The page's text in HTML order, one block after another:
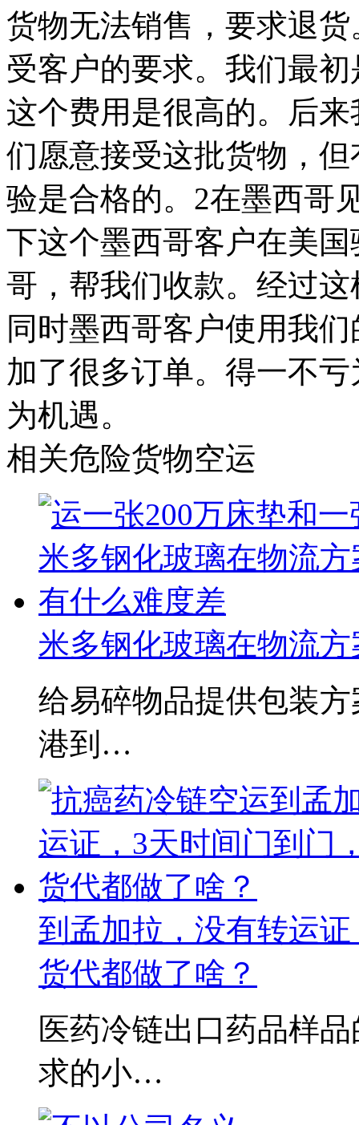
货物无法销售，要求退
受客户的要求。我们最
这个费用是很高的。后
们愿意接受这批货物，
验是合格的。2在墨西哥
下这个墨西哥客户在美
哥，帮我们收款。经过
同时墨西哥客户使用我
加了很多订单。得一不
为机遇。
相关危险货物空运
米多钢化玻璃在物流
给易碎物品提供包装
港到…
到孟加拉，没有转运
货代都做了啥？
医药冷链出口药品样
求的小…